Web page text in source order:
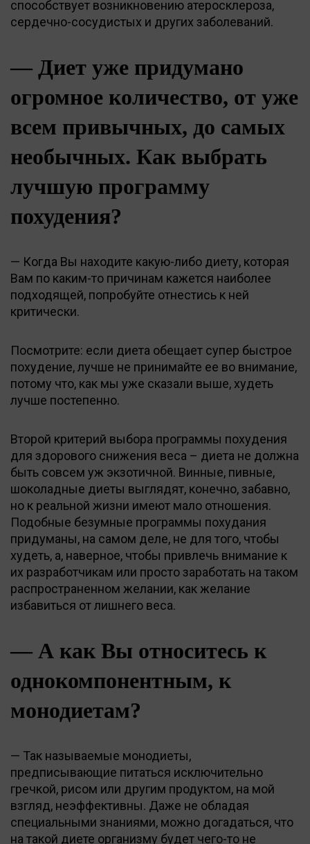
способствует возникновению атеросклероза,
сердечно-сосудистых и других заболеваний.
— Диет уже придумано
огромное количество, от уже
всем привычных, до самых
необычных. Как выбрать
лучшую программу
похудения?
— Когда Вы находите какую-либо диету, которая
Вам по каким-то причинам кажется наиболее
подходящей, попробуйте отнестись к ней
критически.
Посмотрите: если диета обещает супер быстрое
похудение, лучше не принимайте ее во внимание,
потому что, как мы уже сказали выше, худеть
лучше постепенно.
Второй критерий выбора программы похудения
для здорового снижения веса – диета не должна
быть совсем уж экзотичной. Винные, пивные,
шоколадные диеты выглядят, конечно, забавно,
но к реальной жизни имеют мало отношения.
Подобные безумные программы похудания
придуманы, на самом деле, не для того, чтобы
худеть, а, наверное, чтобы привлечь внимание к
их разработчикам или просто заработать на таком
распространенном желании, как желание
избавиться от лишнего веса.
— А как Вы относитесь к
однокомпонентным, к
монодиетам?
— Так называемые монодиеты,
предписывающие питаться исключительно
гречкой, рисом или другим продуктом, на мой
взгляд, неэффективны. Даже не обладая
специальными знаниями, можно догадаться, что
на такой диете организму будет чего-то не